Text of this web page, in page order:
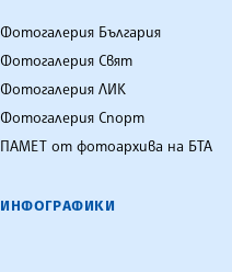
Фотогалерия България
Фотогалерия Свят
Фотогалерия ЛИК
Фотогалерия Спорт
ПАМЕТ от фотоархива на БТА
ИНФОГРАФИКИ